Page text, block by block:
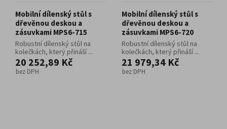
Mobilní dílenský stůl s
dřevěnou deskou a
zásuvkami MPS6-715
Robustní dílenský stůl na
kolečkách, který přináší ...
20 252,89 Kč
bez DPH
Mobilní dílenský stůl s
dřevěnou deskou a
zásuvkami MPS6-720
Robustní dílenský stůl na
kolečkách, který přináší ...
21 979,34 Kč
bez DPH